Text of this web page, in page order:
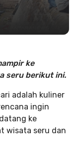
ke
seru berikut ini.
adalah kuliner
ingin
ke
wisata seru dan